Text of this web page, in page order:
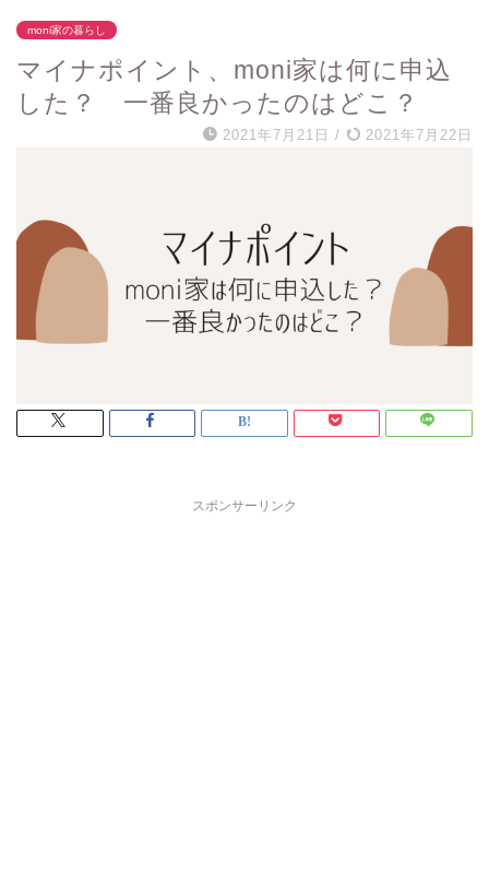
moni家の暮らし
マイナポイント、moni家は何に申込
した？ 一番良かったのはどこ？
2021年7月21日 / 2021年7月22日
スポンサーリンク